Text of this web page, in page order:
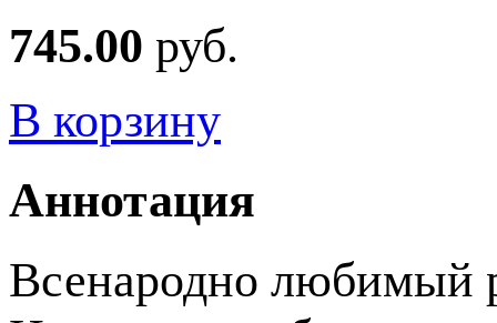
745.00 руб.
В корзину
Аннотация
Всенародно любимый